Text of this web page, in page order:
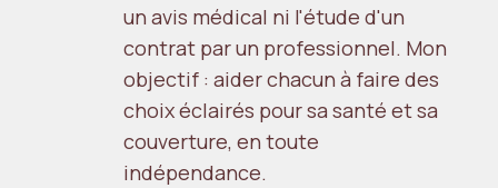
un avis médical ni l'étude d'un
contrat par un professionnel. Mon
objectif : aider chacun à faire des
choix éclairés pour sa santé et sa
couverture, en toute
indépendance.